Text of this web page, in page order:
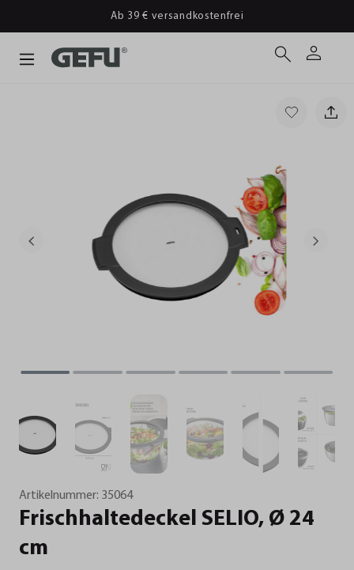
Ab 39 € versandkostenfrei
Artikelnummer: 35064
Frischhaltedeckel SELIO, Ø 24
cm